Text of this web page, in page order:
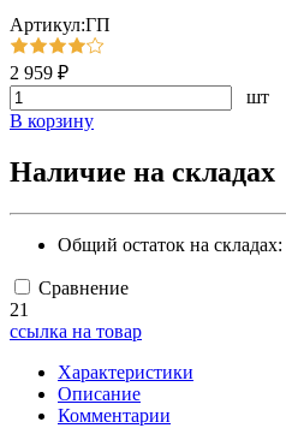
Артикул:ГП
2 959 ₽
шт
В корзину
Наличие на складах
Общий остаток на складах:
Сравнение
21
ссылка на товар
Характеристики
Описание
Комментарии